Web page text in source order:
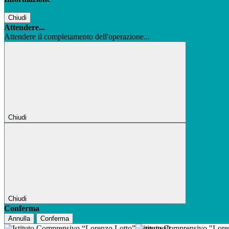
Chiudi
Attendere...
Attendere il completamento dell'operazione...
Chiudi
Chiudi
Conferma
Annulla Conferma